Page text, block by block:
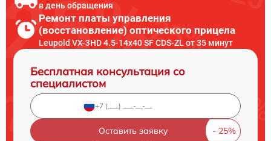
в день обращения
Ремонт платы управления
(восстановление) оптического прицела
Leupold VX-3HD 4.5-14x40 SF CDS-ZL от 35 минут
Бесплатная консультация со
специалистом
Оставить заявку